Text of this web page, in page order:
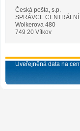
Česká pošta, s.p.
SPRÁVCE
Wolkerova 480
749 20 Vítkov
Uveřejněná data na